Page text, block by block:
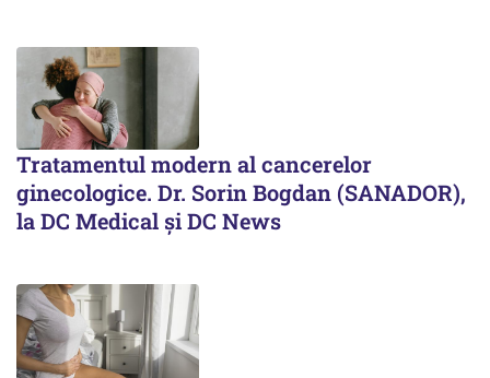
Tratamentul modern al cancerelor
ginecologice. Dr. Sorin Bogdan (SANADOR),
la DC Medical și DC News